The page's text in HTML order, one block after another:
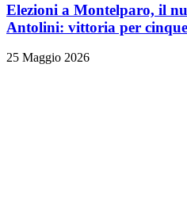
Elezioni a Montelparo, il
Antolini: vittoria per
25 Maggio 2026